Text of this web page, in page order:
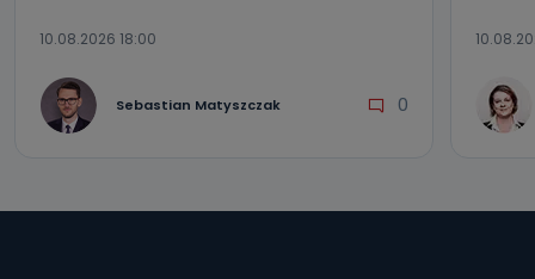
10.08.2026 18:00
Sebastian Matyszczak 0